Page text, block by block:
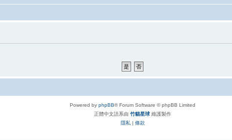
Powered by phpBB® Forum Software © phpBB Limited
正體中文語系由 竹貓星球 維護製作
隱私 | 條款